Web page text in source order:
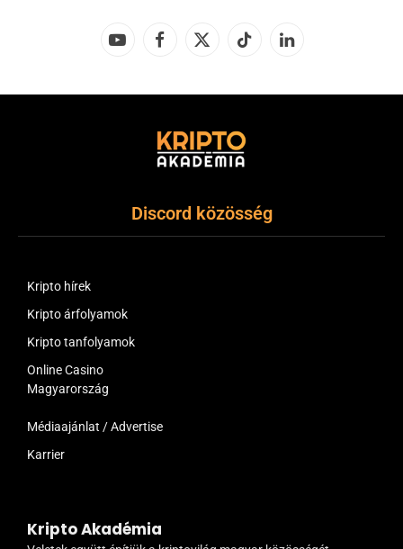
YouTubeFacebook
X
TikTok LinkedIn
Discord közösség
Kripto hírek
Kripto árfolyamok
Kripto tanfolyamok
Online Casino
Magyarország
Médiaajánlat / Advertise
Karrier
Kripto Akadémia